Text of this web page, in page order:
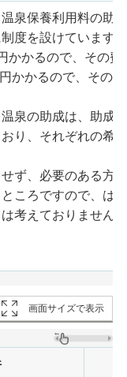
泉保養利用料の助
度を設けています。
かかるので、その
かかるので、その
泉の助成は、助成
り、それぞれの希
ず、必要のある方
ころですので、は
考えておりません
画面サイズで表示